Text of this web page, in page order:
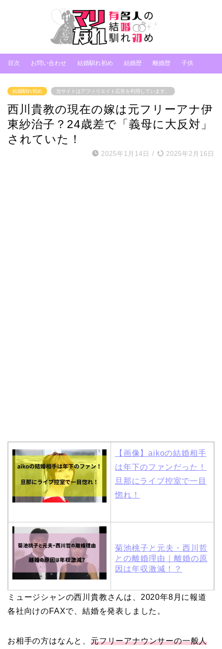
目次 お問い合わせ 結婚馴れ初め 結婚歴 離婚歴 子供
結婚馴れ初め 当サイトはアフィリエイト広告を利用しています。
西川貴教の現在の嫁は元フリーアナ伊
東紗治子？24歳差で「義母に大反対」
されていた！
2025年1月14日 / 2025年2月16日
【画像】aikoの結婚相手
は年下のファンだった！
旦那にライブ控室で一目
惚れ！
菊池桃子と元夫・西川哲
との離婚理由｜離婚の原
因は年収激減！？
木村拓哉と嫁・工藤静香
ミュージシャンの西川貴教さんは、2020年8月に報道
各社向けのFAXで、結婚を発表しました。
お相手の方はなんと、 元フリーアナウンサーの一般人